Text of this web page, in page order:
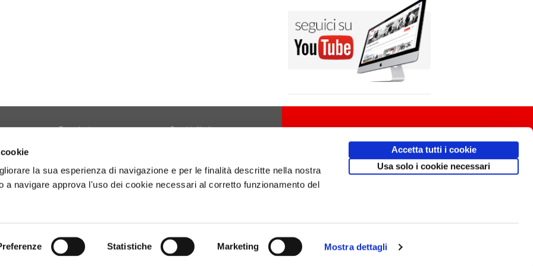
la sua esperienza di navigazione e per le finalità descritte nella nostra
a navigare approva l'uso dei cookie necessari al corretto funzionamento del
Statistiche Marketing Mostra dettagli
Accetta tutti i cookie
Usa solo i cookie necessari
Tecnologia
Diario di Viaggio
Attività
Borghi d'Italia
Copertina
01160141006.
Design communication.it/ Mobile friendly